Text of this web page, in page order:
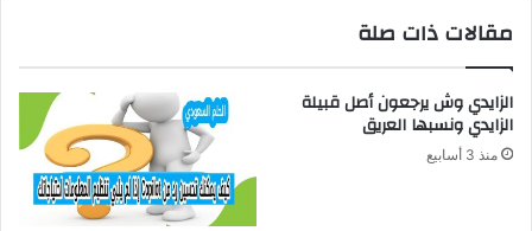
مقالات ذات صلة
الزايدي وش يرجعون أصل قبيلة
الزايدي ونسبها العريق
منذ 3 أسابيع